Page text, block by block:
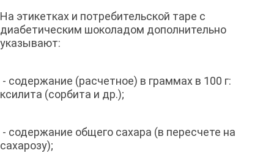
На этикетках и потребительской таре с
диабетическим шоколадом дополнительно
указывают:
- содержание (расчетное) в граммах в 100 г:
ксилита (сорбита и др.);
- содержание общего сахара (в пересчете на
сахарозу);